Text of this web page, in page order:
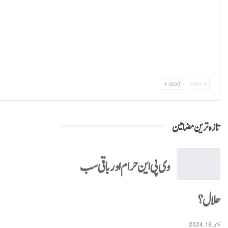
NEXT
تازہ ترین مضامین
وی پی این حرام اور باقی سب
حلال؟
نومبر 19, 2024